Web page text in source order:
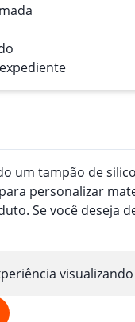
um tampão de
personalizar
Se você deseja